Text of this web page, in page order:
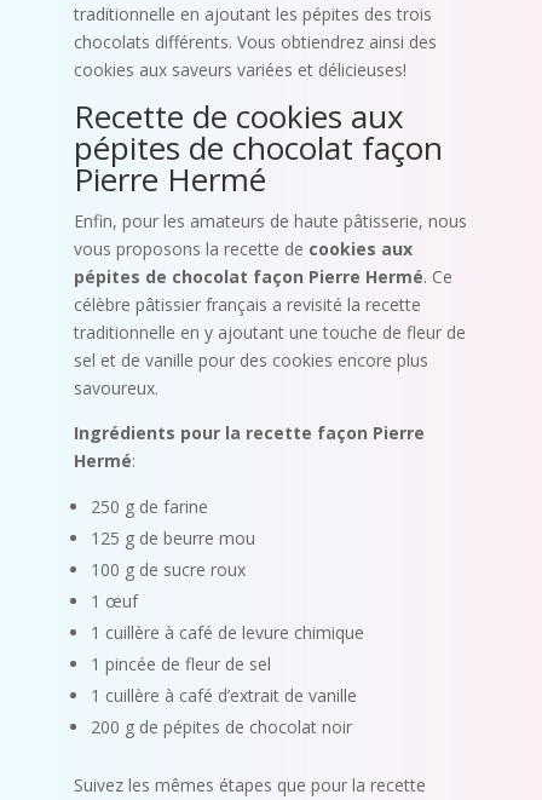
traditionnelle en ajoutant les pépites des trois
chocolats différents. Vous obtiendrez ainsi des
cookies aux saveurs variées et délicieuses!
Recette de cookies aux
pépites de chocolat façon
Pierre Hermé
Enfin, pour les amateurs de haute pâtisserie, nous
vous proposons la recette de cookies aux
pépites de chocolat façon Pierre Hermé. Ce
célèbre pâtissier français a revisité la recette
traditionnelle en y ajoutant une touche de fleur de
sel et de vanille pour des cookies encore plus
savoureux.
Ingrédients pour la recette façon Pierre
Hermé:
250 g de farine
125 g de beurre mou
100 g de sucre roux
1 œuf
1 cuillère à café de levure chimique
1 pincée de fleur de sel
1 cuillère à café d’extrait de vanille
200 g de pépites de chocolat noir
Suivez les mêmes étapes que pour la recette